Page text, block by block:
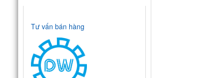
Tư vấn bán hàng